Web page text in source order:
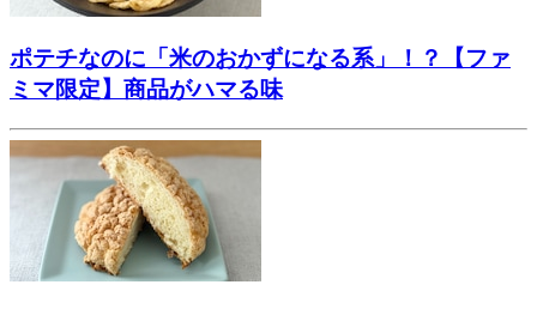
ポテチなのに「米のおかずになる系」！？【ファ
ミマ限定】商品がハマる味